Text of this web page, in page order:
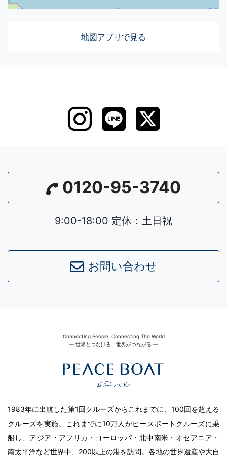
Leaflet|©OpenStreetMapcontributors
地図アプリで見る
0120-95-3740
9:00-18:00 定休：土日祝
お問い合わせ
Connecting People, Connecting The World
― 世界とつなげる、世界がつながる ―
1983年に出航した第1回クルーズからこれまでに、100回を超える
クルーズを実施。これまでに10万人がピースボートクルーズに乗
船し、アジア・アフリカ・ヨーロッパ・北中南米・オセアニア・
南太平洋など世界中、200以上の港を訪問。各地の世界遺産や大自